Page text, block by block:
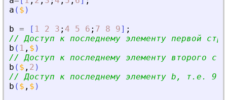
a ( $ )
b = [ 1 2 3 ; 4 5 6 ; 7 8 9] ;
// Доступ к последнему элементу первой
b ( 1 , $ )
// Доступ к последнему элементу второго
b ( $ , 2 )
// Доступ к последнему элементу b, т.е. 9
b ( $ , $ )